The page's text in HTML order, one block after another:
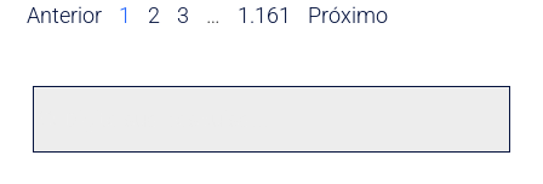
Anterior 1 2 3 … 1.161 Próximo